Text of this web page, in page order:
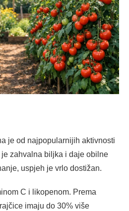
je od najpopularnijih aktivnosti
zahvalna biljka i daje obilne
uspjeh je vrlo dostižan.
C i likopenom. Prema
imaju do 30% više